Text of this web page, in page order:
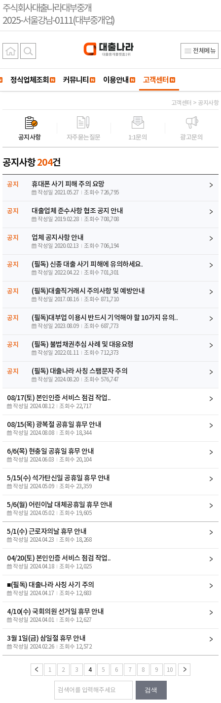
주식회사대출나라대부중개
2025-서울강남-0111(대부중개업)
전체메뉴
정식업체조회 커뮤니티 이용안내 고객센터
고객센터 > 공지사항
공지사항 자주묻는질문 1:1문의 광고문의
공지사항204건
공지 휴대폰 사기 피해 주의 요망
작성일 2021.05.27 조회수 726,795
공지 대출업체 준수사항 협조 공지 안내
작성일 2019.02.28 조회수 708,708
공지 업체 공지사항 안내
작성일 2020.02.13 조회수 706,194
공지 (필독) 신종 대출 사기 피해에 유의하세요.
작성일 2022.04.22 조회수 701,301
공지 (필독)대출직거래시 주의사항 및 예방안내
작성일 2017.08.16 조회수 871,710
공지 (필독)대부업 이용시 반드시 기억해야 할 10가지 유의..
작성일 2023.08.09 조회수 687,773
공지 (필독) 불법채권추심 사례 및 대응요령
작성일 2022.01.11 조회수 712,373
공지 (필독) 대출나라 사칭 스팸문자 주의
작성일 2024.08.20 조회수 576,747
08/17(토) 본인인증 서비스 점검 작업..
작성일 2024.08.12 조회수 22,717
08/15(목) 광복절 공휴일 휴무 안내
작성일 2024.08.08 조회수 18,344
6/6(목) 현충일 공휴일 휴무 안내
작성일 2024.06.03 조회수 20,104
5/15(수) 석가탄신일 공휴일 휴무 안내
작성일 2024.05.09 조회수 23,359
5/6(월) 어린이날 대체공휴일 휴무 안내
작성일 2024.05.02 조회수 19,605
5/1(수) 근로자의날 휴무 안내
작성일 2024.04.23 조회수 18,268
04/20(토) 본인인증 서비스 점검 작업..
작성일 2024.04.18 조회수 12,025
■(필독) 대출나라 사칭 사기 주의
작성일 2024.04.17 조회수 12,683
4/10(수) 국회의원 선거일 휴무 안내
작성일 2024.04.01 조회수 12,627
3월 1일(금) 삼일절 휴무 안내
작성일 2024.02.26 조회수 12,572
1 2 3 4 5 6 7 8 9 10
검색